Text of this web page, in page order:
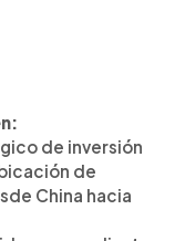
de inversión
de
China hacia